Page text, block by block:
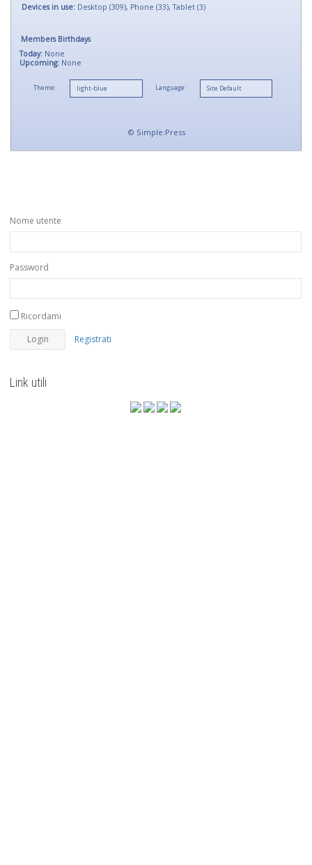
Devices in use: Desktop (309), Phone (33), Tablet (3)
Members Birthdays
Today: None
Upcoming: None
Theme: Language:
© Simple:Press
Nome utente
Password
Ricordami
Registrati
Link utili